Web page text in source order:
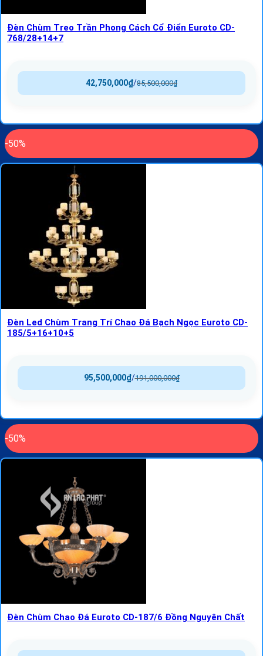
Đèn Chùm Treo Trần Phong Cách Cổ Điển Euroto CD-
768/28+14+7
85,500,000₫
/
42,750,000₫
-50%
Đèn Led Chùm Trang Trí Chao Đá Bạch Ngọc Euroto CD-
185/5+16+10+5
191,000,000₫
/
95,500,000₫
-50%
Đèn Chùm Chao Đá Euroto CD-187/6 Đồng Nguyên Chất